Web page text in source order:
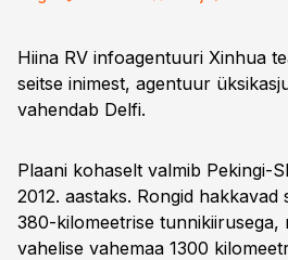
Hiina RV infoagentuuri Xinhua
seitse inimest, agentuur
vahendab Delfi.
Plaani kohaselt valmib Pekingi-
2012. aastaks. Rongid
380-kilomeetrise tunnikiirusega,
vahelise vahemaa 1300